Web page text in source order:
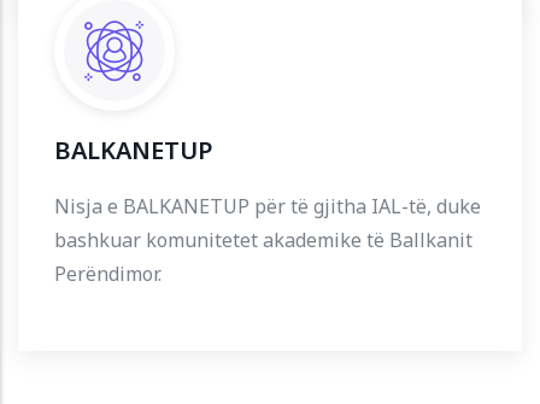
BALKANETUP
Nisja e BALKANETUP për të gjitha IAL-të, duke
bashkuar komunitetet akademike të Ballkanit
Perëndimor.